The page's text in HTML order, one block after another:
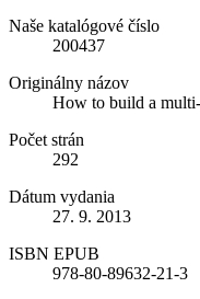
Naše katalógové číslo
200437
Originálny názov
How to build a
Počet strán
292
Dátum vydania
27. 9. 2013
ISBN EPUB
978-80-89632-21-3